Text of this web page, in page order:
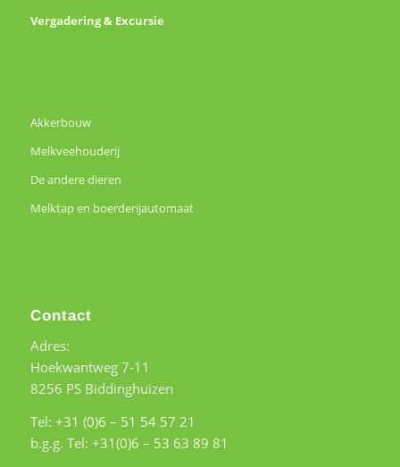
Vergadering & Excursie
Akkerbouw
Melkveehouderij
De andere dieren
Melktap en boerderijautomaat
Contact
Adres:
Hoekwantweg 7-11
8256 PS Biddinghuizen
Tel: +31 (0)6 – 51 54 57 21
b.g.g. Tel: +31(0)6 – 53 63 89 81